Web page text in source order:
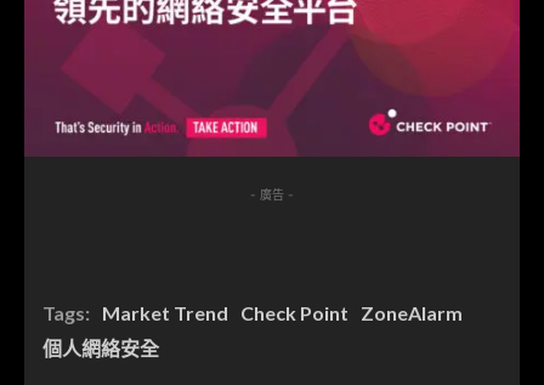
- 廣告 -
Tags: Market Trend Check Point
ZoneAlarm
個人網絡安全